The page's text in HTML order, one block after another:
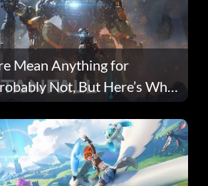
Mean Anything for
Not, But Here’s Why